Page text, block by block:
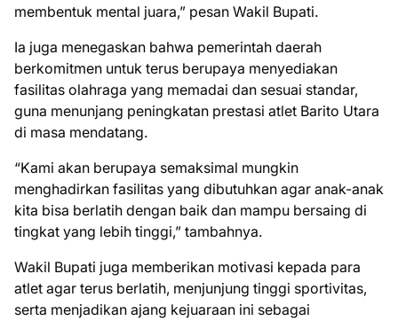
membentuk mental juara,” pesan Wakil Bupati.
Ia juga menegaskan bahwa pemerintah daerah
berkomitmen untuk terus berupaya menyediakan
fasilitas olahraga yang memadai dan sesuai standar,
guna menunjang peningkatan prestasi atlet Barito Utara
di masa mendatang.
“Kami akan berupaya semaksimal mungkin
menghadirkan fasilitas yang dibutuhkan agar anak-anak
kita bisa berlatih dengan baik dan mampu bersaing di
tingkat yang lebih tinggi,” tambahnya.
Wakil Bupati juga memberikan motivasi kepada para
atlet agar terus berlatih, menjunjung tinggi sportivitas,
serta menjadikan ajang kejuaraan ini sebagai